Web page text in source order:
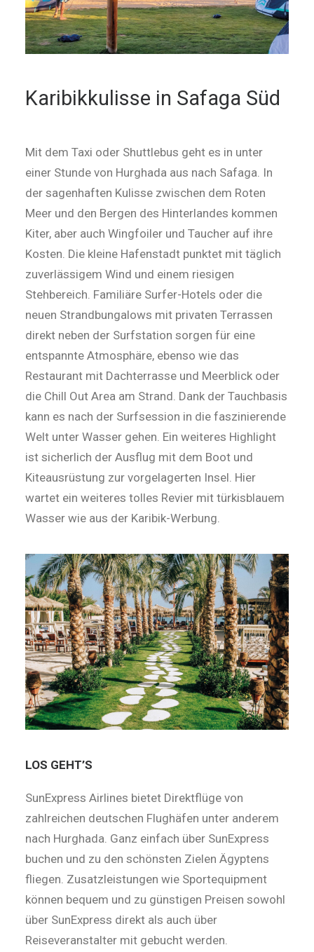
Karibikkulisse in Safaga Süd
Mit dem Taxi oder Shuttlebus geht es in unter
einer Stunde von Hurghada aus nach Safaga. In
der sagenhaften Kulisse zwischen dem Roten
Meer und den Bergen des Hinterlandes kommen
Kiter, aber auch Wingfoiler und Taucher auf ihre
Kosten. Die kleine Hafenstadt punktet mit täglich
zuverlässigem Wind und einem riesigen
Stehbereich. Familiäre Surfer-Hotels oder die
neuen Strandbungalows mit privaten Terrassen
direkt neben der Surfstation sorgen für eine
entspannte Atmosphäre, ebenso wie das
Restaurant mit Dachterrasse und Meerblick oder
die Chill Out Area am Strand. Dank der Tauchbasis
kann es nach der Surfsession in die faszinierende
Welt unter Wasser gehen. Ein weiteres Highlight
ist sicherlich der Ausflug mit dem Boot und
Kiteausrüstung zur vorgelagerten Insel. Hier
wartet ein weiteres tolles Revier mit türkisblauem
Wasser wie aus der Karibik-Werbung.
LOS GEHT’S
SunExpress Airlines bietet Direktflüge von
zahlreichen deutschen Flughäfen unter anderem
nach Hurghada. Ganz einfach über SunExpress
buchen und zu den schönsten Zielen Ägyptens
fliegen. Zusatzleistungen wie Sportequipment
können bequem und zu günstigen Preisen sowohl
über SunE­xpress direkt als auch über
Reiseveranstalter mit gebucht werden.